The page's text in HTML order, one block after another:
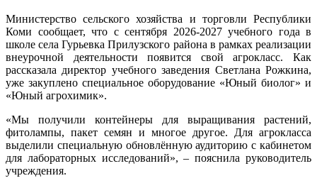
Министерство сельского хозяйства и торговли Республики
Коми сообщает, что с сентября 2026-2027 учебного года в
школе села Гурьевка Прилузского района в рамках реализации
внеурочной деятельности появится свой агрокласс. Как
рассказала директор учебного заведения Светлана Рожкина,
уже закуплено специальное оборудование «Юный биолог» и
«Юный агрохимик».
«Мы получили контейнеры для выращивания растений,
фитолампы, пакет семян и многое другое. Для агрокласса
выделили специальную обновлённую аудиторию с кабинетом
для лабораторных исследований», – пояснила руководитель
учреждения.